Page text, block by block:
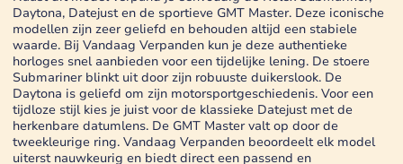
Daytona, Datejust en de sportieve GMT Master. Deze iconische
modellen zijn zeer geliefd en behouden altijd een stabiele
waarde. Bij Vandaag Verpanden kun je deze authentieke
horloges snel aanbieden voor een tijdelijke lening. De stoere
Submariner blinkt uit door zijn robuuste duikerslook. De
Daytona is geliefd om zijn motorsportgeschiedenis. Voor een
tijdloze stijl kies je juist voor de klassieke Datejust met de
herkenbare datumlens. De GMT Master valt op door de
tweekleurige ring. Vandaag Verpanden beoordeelt elk model
uiterst nauwkeurig en biedt direct een passend en